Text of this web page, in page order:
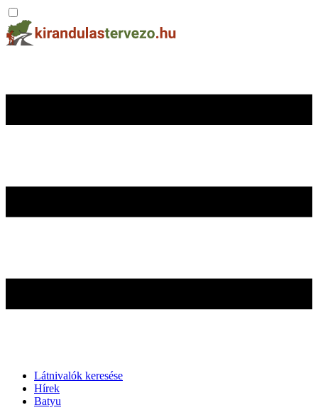
Látnivalók keresése
Hírek
Batyu